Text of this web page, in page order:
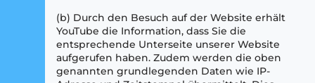
(b) Durch den Besuch auf der Website erhält
YouTube die Information, dass Sie die
entsprechende Unterseite unserer Website
aufgerufen haben. Zudem werden die oben
genannten grundlegenden Daten wie IP-